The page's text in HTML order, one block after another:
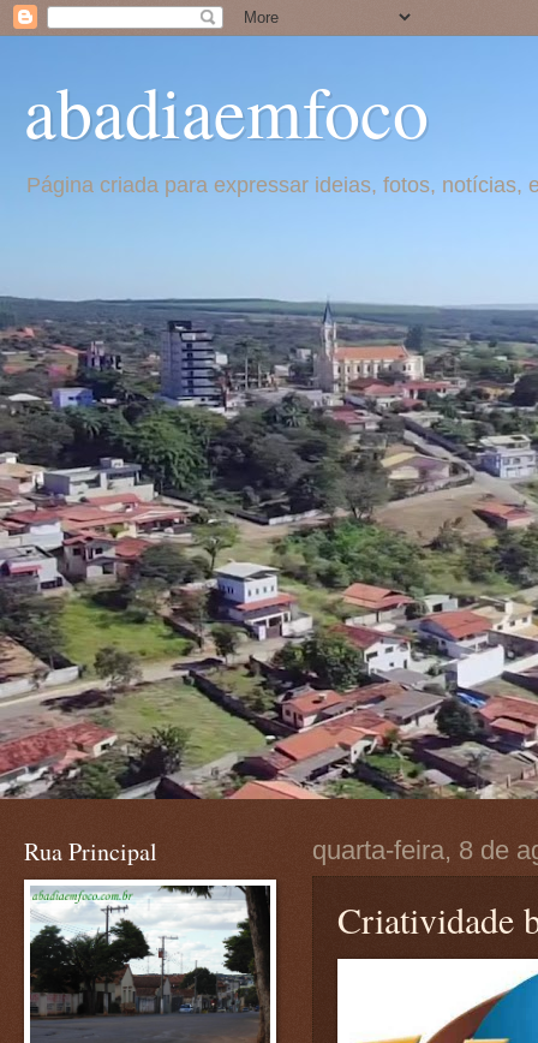
abadiaemfoco
Página criada para expressar ideias, fotos,
quarta-feira, 8 de
Criatividade
Rua Principal